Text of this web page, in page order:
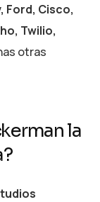
Ford, Cisco,
Twilio,
otras
la